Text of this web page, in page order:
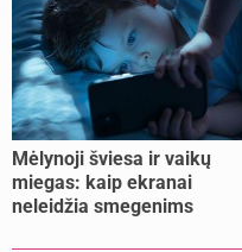
Mėlynoji šviesa ir vaikų
miegas: kaip ekranai
neleidžia smegenims